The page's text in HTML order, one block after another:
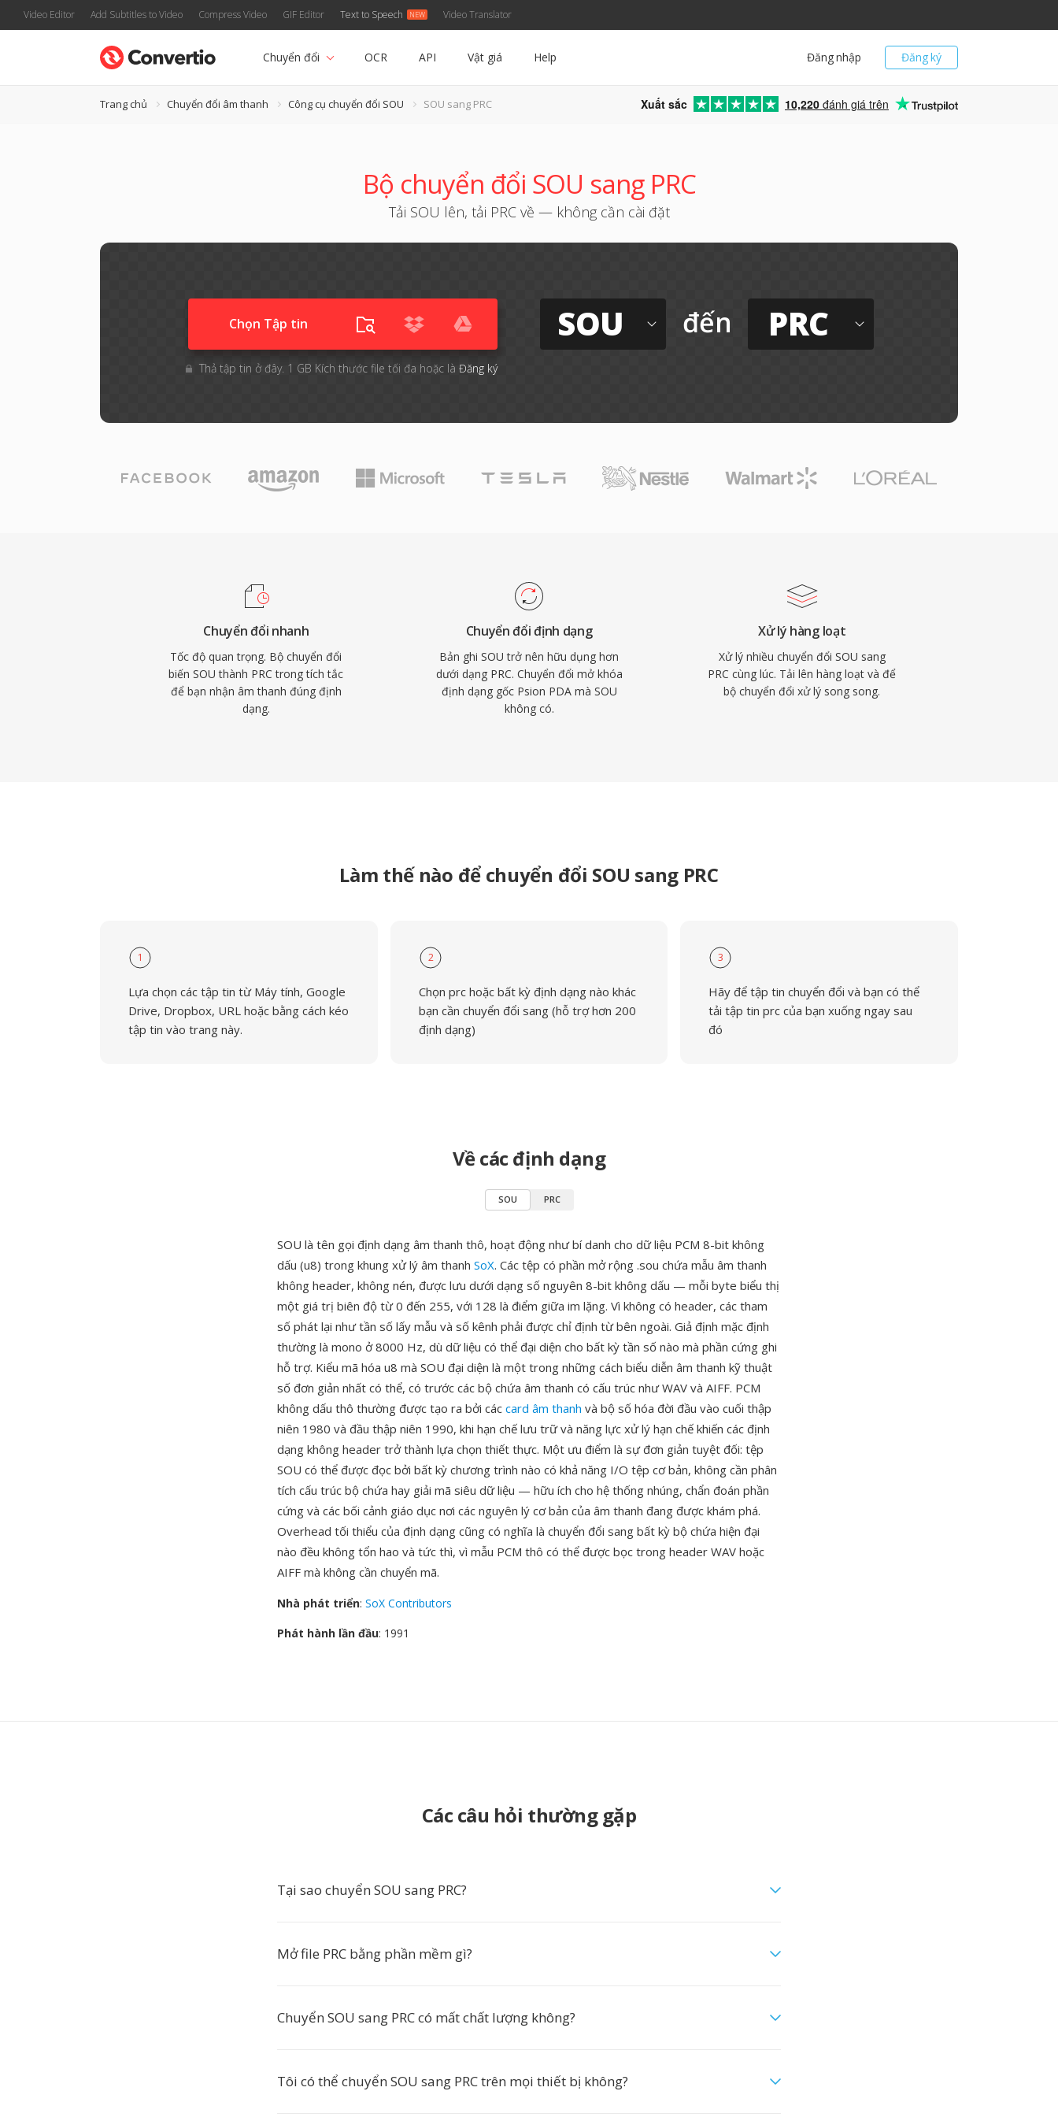
Video Editor Add Subtitles to Video Compress Video GIF Editor Text to Speech Video Translator
Đăng ký
Đăng nhập
Chuyển đổi OCR API Vật giá Help
Trang chủ Chuyển đổi âm thanh Công cụ chuyển đổi SOU SOU sang PRC Xuất sắc 10,220 đánh giá trên
Bộ chuyển đổi SOU sang PRC
Tải SOU lên, tải PRC về — không cần cài đặt
Chọn Tập tin
Thả tập tin ở đây. 1 GB Kích thước file tối đa hoặc là Đăng ký
SOU đến PRC
Chuyển đổi nhanh
Tốc độ quan trọng. Bộ chuyển đổi
biến SOU thành PRC trong tích tắc
để bạn nhận âm thanh đúng định
dạng.
Chuyển đổi định dạng
Bản ghi SOU trở nên hữu dụng hơn
dưới dạng PRC. Chuyển đổi mở khóa
định dạng gốc Psion PDA mà SOU
không có.
Xử lý hàng loạt
Xử lý nhiều chuyển đổi SOU sang
PRC cùng lúc. Tải lên hàng loạt và để
bộ chuyển đổi xử lý song song.
Làm thế nào để chuyển đổi SOU sang PRC
1
Lựa chọn các tập tin từ Máy tính, Google
Drive, Dropbox, URL hoặc bằng cách kéo
tập tin vào trang này.
2
Chọn prc hoặc bất kỳ định dạng nào khác
bạn cần chuyển đổi sang (hỗ trợ hơn 200
định dạng)
3
Hãy để tập tin chuyển đổi và bạn có thể
tải tập tin prc của bạn xuống ngay sau
đó
Về các định dạng
SOU PRC
SOU là tên gọi định dạng âm thanh thô, hoạt động như bí danh cho dữ liệu PCM 8-bit không
dấu (u8) trong khung xử lý âm thanh SoX. Các tệp có phần mở rộng .sou chứa mẫu âm thanh
không header, không nén, được lưu dưới dạng số nguyên 8-bit không dấu — mỗi byte biểu thị
một giá trị biên độ từ 0 đến 255, với 128 là điểm giữa im lặng. Vì không có header, các tham
số phát lại như tần số lấy mẫu và số kênh phải được chỉ định từ bên ngoài. Giả định mặc định
thường là mono ở 8000 Hz, dù dữ liệu có thể đại diện cho bất kỳ tần số nào mà phần cứng ghi
hỗ trợ. Kiểu mã hóa u8 mà SOU đại diện là một trong những cách biểu diễn âm thanh kỹ thuật
số đơn giản nhất có thể, có trước các bộ chứa âm thanh có cấu trúc như WAV và AIFF. PCM
không dấu thô thường được tạo ra bởi các card âm thanh và bộ số hóa đời đầu vào cuối thập
niên 1980 và đầu thập niên 1990, khi hạn chế lưu trữ và năng lực xử lý hạn chế khiến các định
dạng không header trở thành lựa chọn thiết thực. Một ưu điểm là sự đơn giản tuyệt đối: tệp
SOU có thể được đọc bởi bất kỳ chương trình nào có khả năng I/O tệp cơ bản, không cần phân
tích cấu trúc bộ chứa hay giải mã siêu dữ liệu — hữu ích cho hệ thống nhúng, chẩn đoán phần
cứng và các bối cảnh giáo dục nơi các nguyên lý cơ bản của âm thanh đang được khám phá.
Overhead tối thiểu của định dạng cũng có nghĩa là chuyển đổi sang bất kỳ bộ chứa hiện đại
nào đều không tổn hao và tức thì, vì mẫu PCM thô có thể được bọc trong header WAV hoặc
AIFF mà không cần chuyển mã.
Nhà phát triển: SoX Contributors
Phát hành lần đầu: 1991
Các câu hỏi thường gặp
Tại sao chuyển SOU sang PRC?
Mở file PRC bằng phần mềm gì?
Chuyển SOU sang PRC có mất chất lượng không?
Tôi có thể chuyển SOU sang PRC trên mọi thiết bị không?